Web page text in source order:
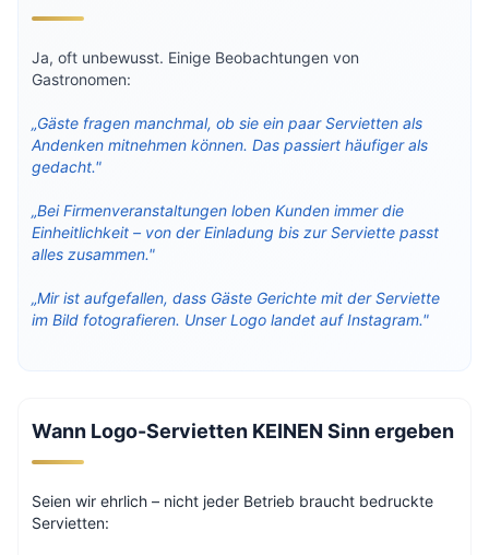
Ja, oft unbewusst. Einige Beobachtungen von
Gastronomen:
„Gäste fragen manchmal, ob sie ein paar Servietten als
Andenken mitnehmen können. Das passiert häufiger als
gedacht."
„Bei Firmenveranstaltungen loben Kunden immer die
Einheitlichkeit – von der Einladung bis zur Serviette passt
alles zusammen."
„Mir ist aufgefallen, dass Gäste Gerichte mit der Serviette
im Bild fotografieren. Unser Logo landet auf Instagram."
Wann Logo-Servietten KEINEN Sinn ergeben
Seien wir ehrlich – nicht jeder Betrieb braucht bedruckte
Servietten: